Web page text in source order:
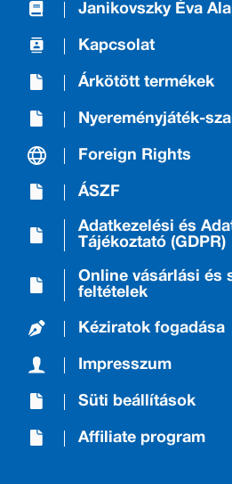
Janikovszky Éva
Kapcsolat
Árkötött termékek
Nyereményjáték-
Foreign Rights
ÁSZF
Adatkezelési és
Tájékoztató (GDPR)
Online vásárlási és
feltételek
Kéziratok fogadása
Impresszum
Süti beállítások
Affiliate program